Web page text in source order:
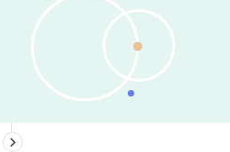
keyboard_arrow_right